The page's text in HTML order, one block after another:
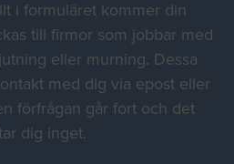
i formuläret kommer din
till firmor som jobbar med
eller murning. Dessa
med dig via epost eller
förfrågan går fort och det
dig inget.